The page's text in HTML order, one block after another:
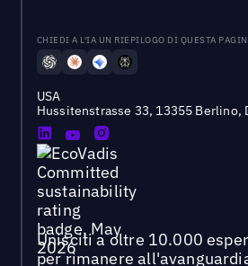
CHIEDI A L'IA UN RIEPILOGO DI QUESTA
USA
Hussitenstrasse 33, 13355 Berlino,
Unisciti a oltre 10.000
per rimanere